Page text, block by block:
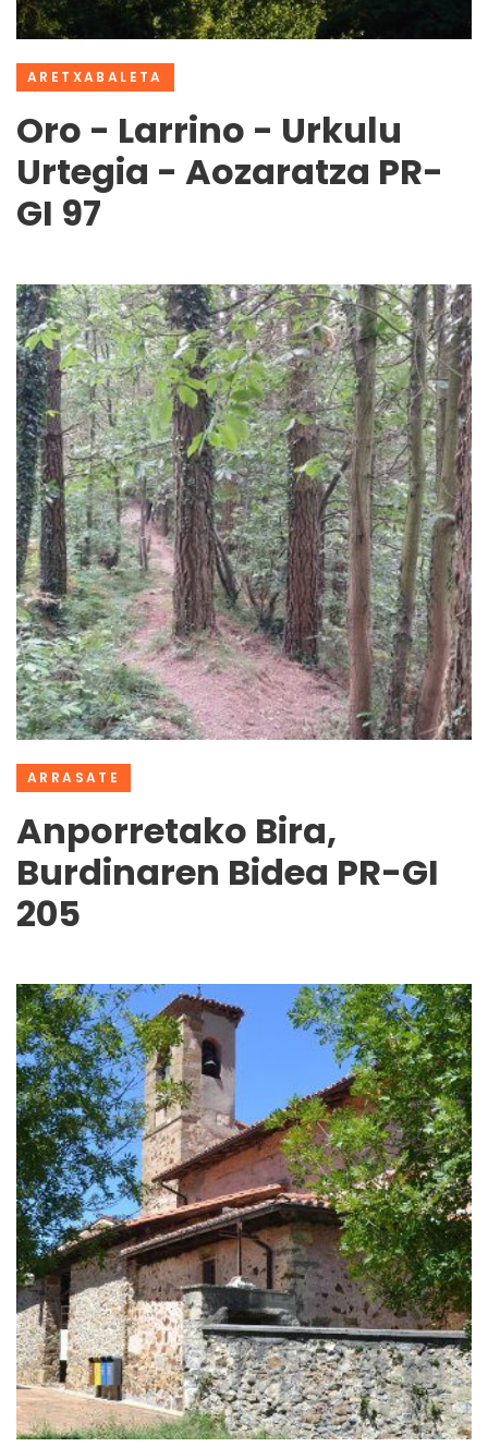
ARETXABALETA
Oro - Larrino - Urkulu
Urtegia - Aozaratza PR-
GI 97
ARRASATE
Anporretako Bira,
Burdinaren Bidea PR-GI
205